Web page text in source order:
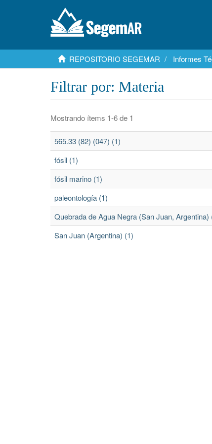
REPOSITORIO SEGEMAR Informes
Filtrar por: Materia
Mostrando ítems 1-6 de 1
565.33 (82) (047) (1)
fósil (1)
fósil marino (1)
paleontología (1)
Quebrada de Agua Negra (San Juan, Argentina)
San Juan (Argentina) (1)